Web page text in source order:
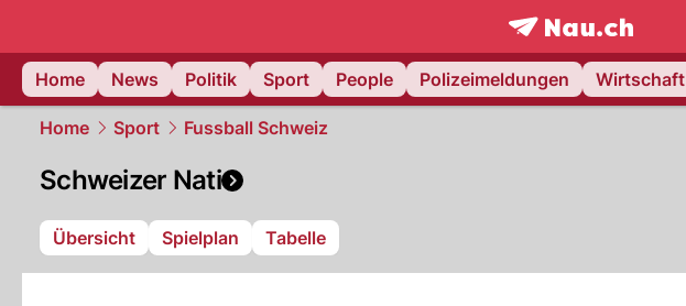
frontpage.NAU.ch
Home
News Politik Sport People Polizeimeldungen Wirtschaft
Home Sport Fussball Schweiz
Schweizer Nati
Übersicht Spielplan Tabelle